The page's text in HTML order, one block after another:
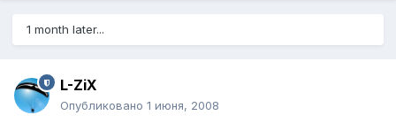
1 month later...
L-ZiX
Опубликовано 1 июня, 2008